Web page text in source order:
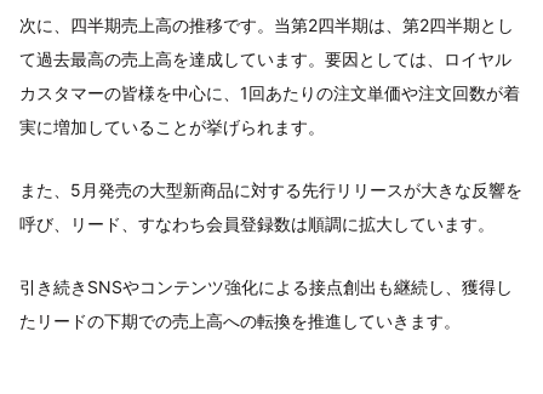
次に、四半期売上高の推移です。当第2四半期は、第2四半期とし
て過去最高の売上高を達成しています。要因としては、ロイヤル
カスタマーの皆様を中心に、1回あたりの注文単価や注文回数が着
実に増加していることが挙げられます。
また、5月発売の大型新商品に対する先行リリースが大きな反響を
呼び、リード、すなわち会員登録数は順調に拡大しています。
引き続きSNSやコンテンツ強化による接点創出も継続し、獲得し
たリードの下期での売上高への転換を推進していきます。